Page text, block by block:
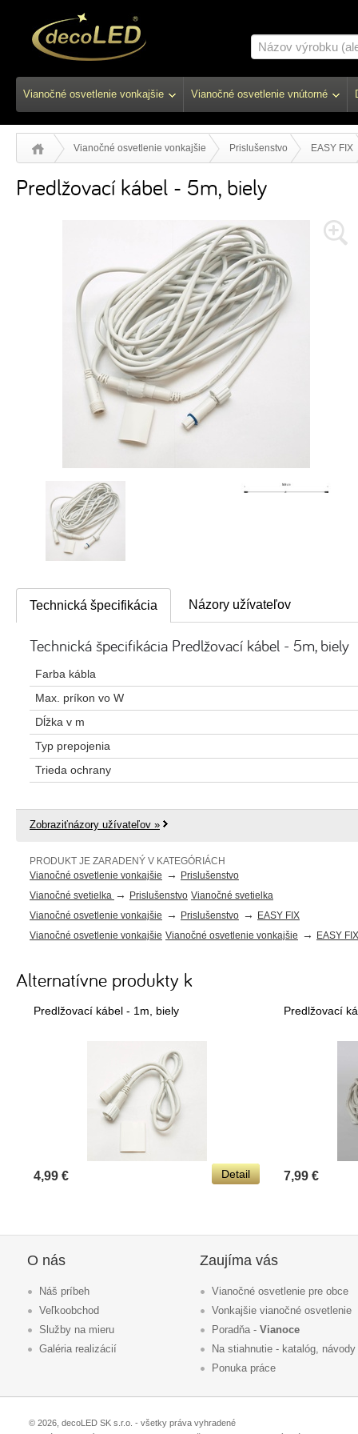
Vianočné osvetlenie vonkajšie Vianočné osvetlenie vnútorné
Vianočné osvetlenie vonkajšie Prislušenstvo EASY FIX
Predlžovací kábel - 5m, biely
Technická špecifikácia Názory užívateľov
Technická špecifikácia Predlžovací kábel - 5m, biely
Farba kábla
Max. príkon vo W
Dĺžka v m
Typ prepojenia
Trieda ochrany
Zobraziťnázory užívateľov »
PRODUKT JE ZARADENÝ V KATEGÓRIÁCH
Vianočné osvetlenie vonkajšie → Prislušenstvo
Vianočné svetielka → Prislušenstvo Vianočné svetielka
Vianočné osvetlenie vonkajšie → Prislušenstvo → EASY FIX
Vianočné osvetlenie vonkajšie Vianočné osvetlenie vonkajšie → EASY FIX
Alternatívne produkty k
Predlžovací kábel - 1m, biely
4,99 € Detail
Predlžovací
7,99 €
O nás
Náš príbeh
Veľkoobchod
Služby na mieru
Galéria realizácií
Zaujíma vás
Vianočné osvetlenie pre obce
Vonkajšie vianočné osvetlenie
Poradňa - Vianoce
Na stiahnutie - katalóg, návody
Ponuka práce
© 2026, decoLED SK s.r.o. - všetky práva vyhradené